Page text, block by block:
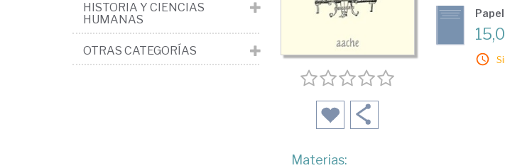
Materias:
HISTORIA Y CIENCIAS
HUMANAS
OTRAS CATEGORÍAS